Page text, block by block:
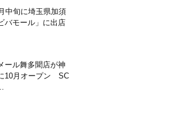
中旬に埼玉県加須
バモール」に出店
ール舞多聞店が神
10月オープン SC